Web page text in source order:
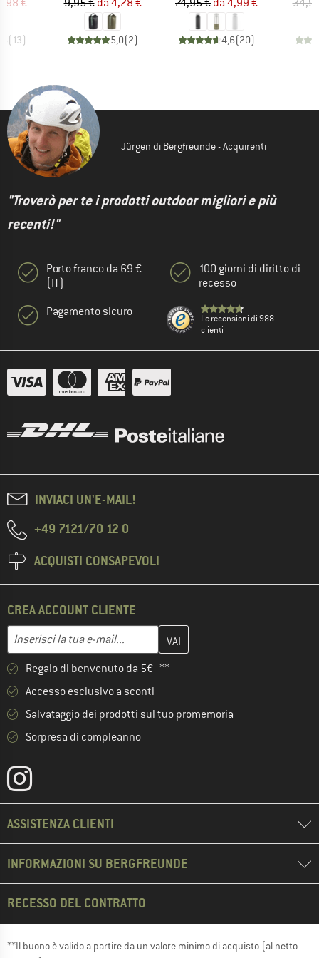
€
(13)
9,95 € da 4,28 €
5,0(2)
24,95 € da 4,99 €
4,6(20)
Jürgen di Bergfreunde - Acquirenti
"Troverò per te i prodotti outdoor migliori e più
recenti!"
Porto franco da 69 €
(IT)
Pagamento sicuro
100 giorni di diritto di
recesso
Le recensioni di 988
clienti
INVIACI UN'E-MAIL!
+49 7121/70 12 0
ACQUISTI CONSAPEVOLI
CREA ACCOUNT CLIENTE
Indirizzo e-mail
Inserisci qui il tuo indirizzo e-mail e crea il tuo account cliente
Regalo di benvenuto da 5€ **
Accesso esclusivo a sconti
Salvataggio dei prodotti sul tuo promemoria
Sorpresa di compleanno
ASSISTENZA CLIENTI
INFORMAZIONI SU BERGFREUNDE
RECESSO DEL CONTRATTO
**Il buono è valido a partire da un valore minimo di acquisto (al netto